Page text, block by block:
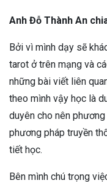
Anh Đỗ Thành An
Bởi vì mình dạy sẽ
tarot ở trên mạng và
những bài viết liên
theo mình vậy học là
duyên cho nên
phương pháp truyền
tiết học.
Bên mình chú trọng